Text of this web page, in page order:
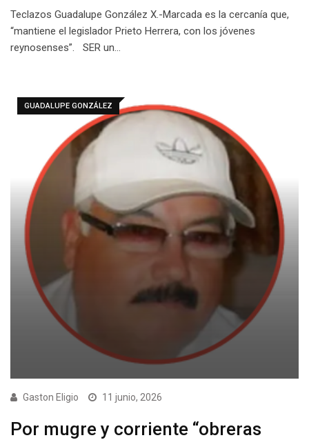
Teclazos Guadalupe González X.-Marcada es la cercanía que,
“mantiene el legislador Prieto Herrera, con los jóvenes
reynosenses”. SER un…
GUADALUPE GONZÁLEZ
Gaston Eligio 11 junio, 2026
Por mugre y corriente “obreras